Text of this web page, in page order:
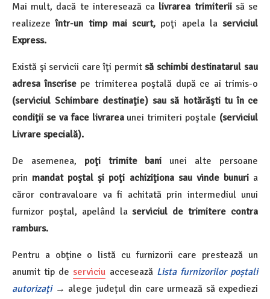
Mai mult, dacă te interesează ca livrarea trimiterii să se
realizeze într-un timp mai scurt, poţi apela la serviciul
Express.
Există şi servicii care îţi permitsă schimbi destinatarul sau
adresa înscrise pe trimiterea poştală după ce ai trimis-o
(serviciul Schimbare destinaţie) sau să hotărăşti tu în ce
condiţii se va face livrareaunei trimiteri poştale (serviciul
Livrare specială).
De asemenea, poţi trimite bani unei alte persoane
prin mandat poştal şi poţi achiziţiona sau vinde bunuria
căror contravaloare va fi achitată prin intermediul unui
furnizor poştal, apelând laserviciul de trimitere contra
ramburs.
Pentru a obţine o listă cu furnizorii care prestează un
anumit tip de serviciu accesează Lista furnizorilor poștali
autorizaţi→ alege județul din care urmează să expediezi